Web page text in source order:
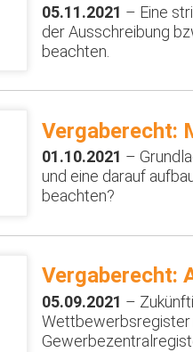
05.11.2021 – Eine
der Ausschreibung
beachten.
Vergaberecht:
01.10.2021 –
und eine darauf
beachten?
Vergaberecht:
05.09.2021 –
Wettbewerbsregister